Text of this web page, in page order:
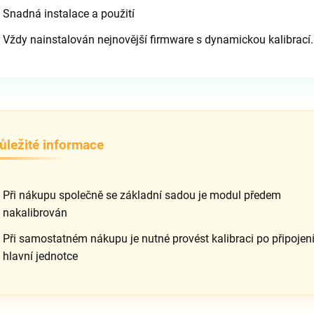
Snadná instalace a použití
Vždy nainstalován nejnovější firmware s dynamickou kalibrací.
informace
Při nákupu společně se základní sadou je modul předem
nakalibrován
Při samostatném nákupu je nutné provést kalibraci po
hlavní jednotce